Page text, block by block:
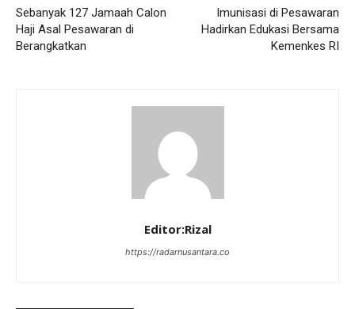
Sebanyak 127 Jamaah Calon
Haji Asal Pesawaran di
Berangkatkan
Imunisasi di Pesawaran
Hadirkan Edukasi Bersama
Kemenkes RI
Editor:Rizal
https://radarnusantara.co